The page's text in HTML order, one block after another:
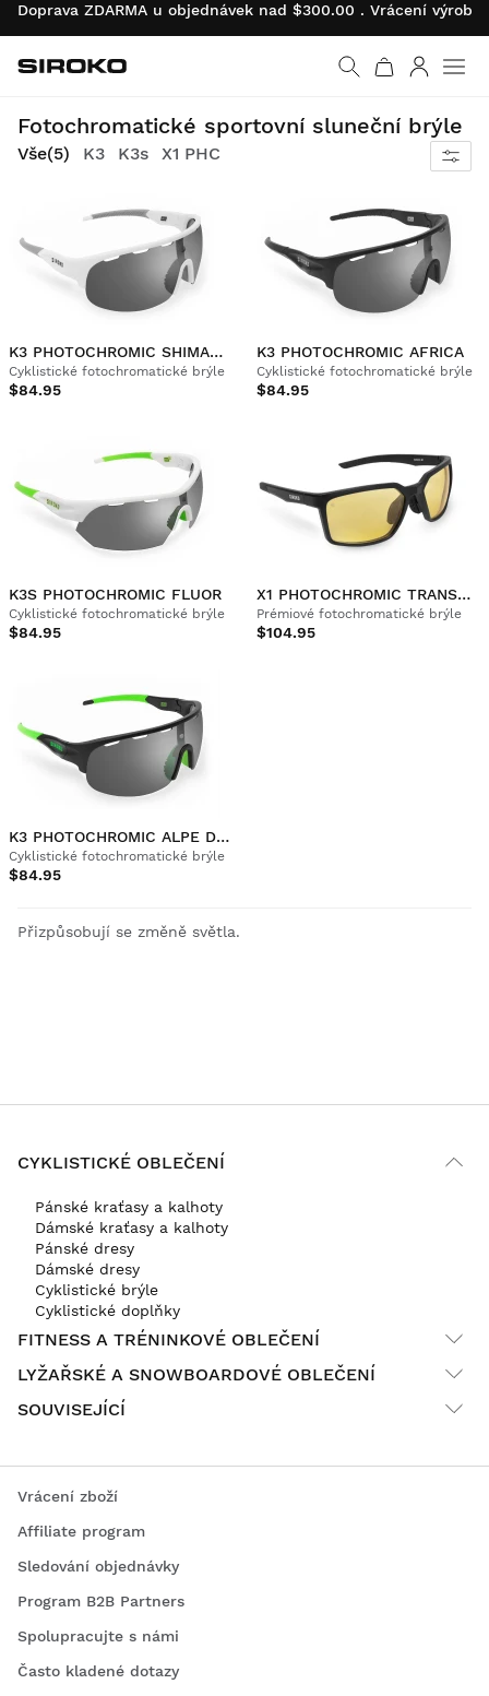
Doprava ZDARMA u objednávek nad $300.00 . Vrácení
Siroko.com
Fotochromatické sportovní sluneční brýle
Přizpůsobují se změně světla.
Vše(5) K3 K3s X1 PHC
K3 PHOTOCHROMIC SHIMANAMI KAIDO
Cyklistické fotochromatické brýle
$84.95
K3 PHOTOCHROMIC AFRICA
Cyklistické fotochromatické brýle
$84.95
K3S PHOTOCHROMIC FLUOR
Cyklistické fotochromatické brýle
$84.95
X1 PHOTOCHROMIC TRANSNEVADA
Prémiové fotochromatické brýle
$104.95
K3 PHOTOCHROMIC ALPE D'HUEZ
Cyklistické fotochromatické brýle
$84.95
Přizpůsobují se změně světla.
CYKLISTICKÉ OBLEČENÍ
Pánské kraťasy a kalhoty
Dámské kraťasy a kalhoty
Pánské dresy
Dámské dresy
Cyklistické brýle
Cyklistické doplňky
FITNESS A TRÉNINKOVÉ OBLEČENÍ
LYŽAŘSKÉ A SNOWBOARDOVÉ OBLEČENÍ
SOUVISEJÍCÍ
Vrácení zboží
Affiliate program
Sledování objednávky
Program B2B Partners
Spolupracujte s námi
Často kladené dotazy